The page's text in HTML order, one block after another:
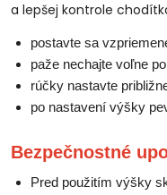
a lepšej kontrole
postavte sa
paže nechajte voľne
rúčky nastavte
po nastavení výšky
Bezpečnostné
Pred použitím výšky